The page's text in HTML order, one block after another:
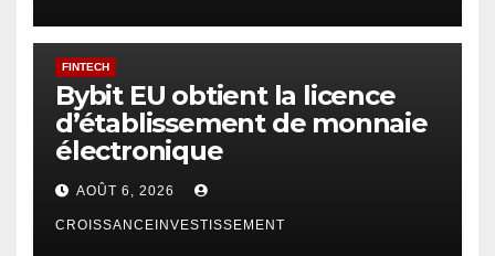
FINTECH
Bybit EU obtient la licence
d’établissement de monnaie
électronique
AOÛT 6, 2026
CROISSANCEINVESTISSEMENT